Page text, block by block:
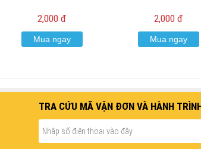
2,000 đ
Mua ngay
2,000 đ
Mua ngay
TRA CỨU MÃ VẬN ĐƠN VÀ HÀNH